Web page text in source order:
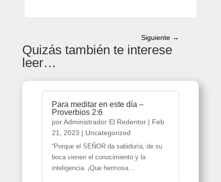
Siguiente →
Quizás también te interese
leer…
Para meditar en este día –
Proverbios 2:6
porAdministrador El Redentor| Feb
21, 2023 | Uncategorized
“Porque el SEÑOR da sabiduría, de su
boca vienen el conocimiento y la
inteligencia. ¡Que hermosa...